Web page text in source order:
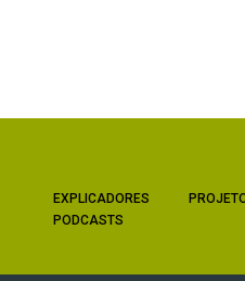
EXPLICADORES
PODCASTS